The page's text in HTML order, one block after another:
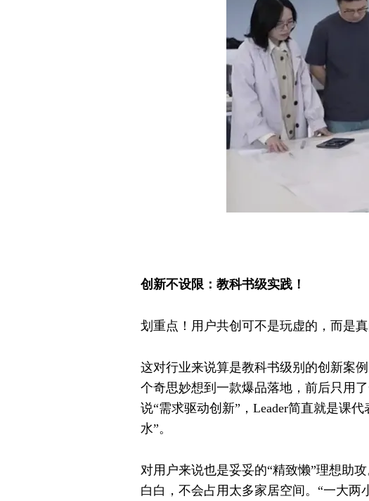
创新不设限：教科书级实践！
划重点！用户共创可不是玩虚的，而是
这对行业来说算是教科书级别的创新案
个奇思妙想到一款爆品落地，前后只用
说“需求驱动创新”，Leader简直就是课
水”。
对用户来说也是妥妥的“精致懒”理想助
白白，不会占用太多家居空间。“一大